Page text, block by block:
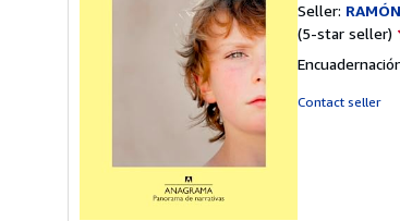
Seller:
(5-star seller)
Contact seller